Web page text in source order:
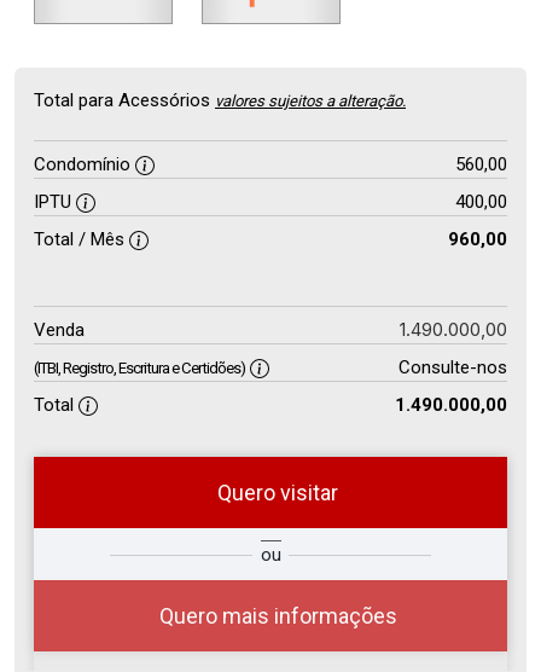
Total para Acessórios valores sujeitos a alteração.
Condomínio
560,00
IPTU
400,00
Total / Mês
960,00
Venda 1.490.000,00
(ITBI, Registro, Escritura e Certidões)
Consulte-nos
Total
1.490.000,00
Quero visitar
ou
Quero mais informações
Qual o melhor dia e horário para
você?